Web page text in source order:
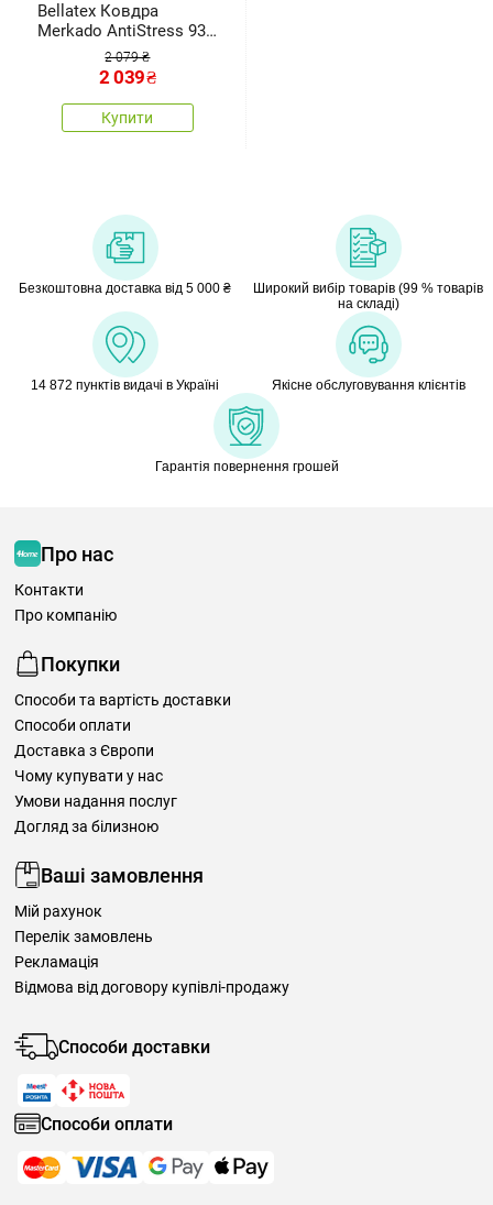
Bellatex Ковдра
Merkado AntiStress 935
г , 140 х 220 см
2 079 ₴
2 039₴
Купити
Безкоштовна доставка від 5 000 ₴
Широкий вибір товарів (99 % товарів
на складі)
14 872 пунктів видачі в Україні Якісне обслуговування клієнтів
Гарантія повернення грошей
Про нас
Контакти
Про компанію
Покупки
Способи та вартість доставки
Способи оплати
Доставка з Європи
Чому купувати у нас
Умови надання послуг
Догляд за білизною
Ваші замовлення
Мій рахунок
Перелік замовлень
Рекламація
Відмова від договору купівлі-продажу
Способи доставки
Способи оплати